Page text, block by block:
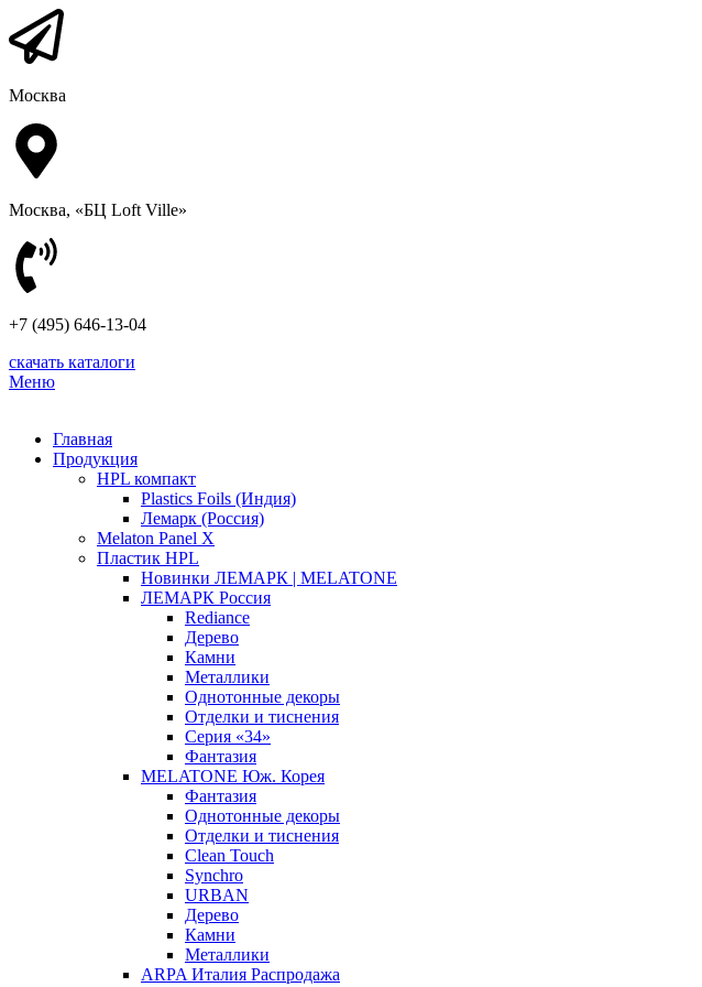
Москва
Москва, «БЦ Loft Ville»
+7 (495) 646-13-04
скачать каталоги
Меню
Главная
Продукция
HPL компакт
Plastics Foils (Индия)
Лемарк (Россия)
Melaton Panel X
Пластик HPL
Новинки ЛЕМАРК | MELATONE
ЛЕМАРК Россия
Rediance
Дерево
Камни
Металлики
Однотонные декоры
Отделки и тиснения
Серия «34»
Фантазия
MELATONE Юж. Корея
Фантазия
Однотонные декоры
Отделки и тиснения
Clean Touch
Synchro
URBAN
Дерево
Камни
Металлики
ARPA Италия Распродажа